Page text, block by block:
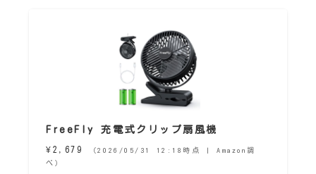
FreeFly 充電式クリップ扇風機
¥2,679
（2026/05/31 12:18時点 | Amazon調
べ）